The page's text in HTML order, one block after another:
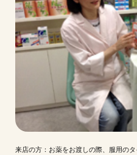
来店の方：お薬をお渡しの際、服用の